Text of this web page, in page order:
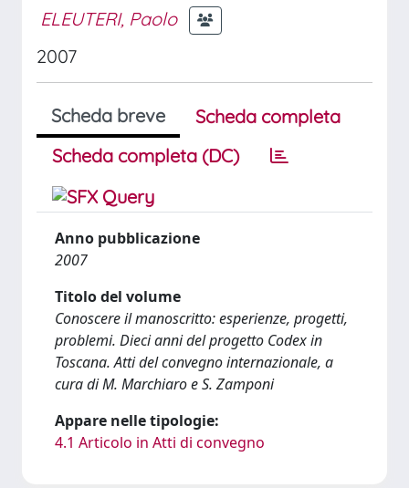
ELEUTERI, Paolo
2007
Scheda breve
Scheda completa
Scheda completa (DC)
Anno pubblicazione
2007
Titolo del volume
Conoscere il manoscritto: esperienze, progetti,
problemi. Dieci anni del progetto Codex in
Toscana. Atti del convegno internazionale, a
cura di M. Marchiaro e S. Zamponi
Appare nelle tipologie:
4.1 Articolo in Atti di convegno